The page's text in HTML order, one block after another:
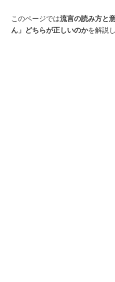
このページでは流言の読み方と
ん」どちらが正しいのかを解説